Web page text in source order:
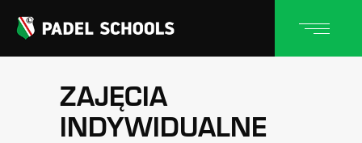
ZAJĘCIA
INDYWIDUALNE